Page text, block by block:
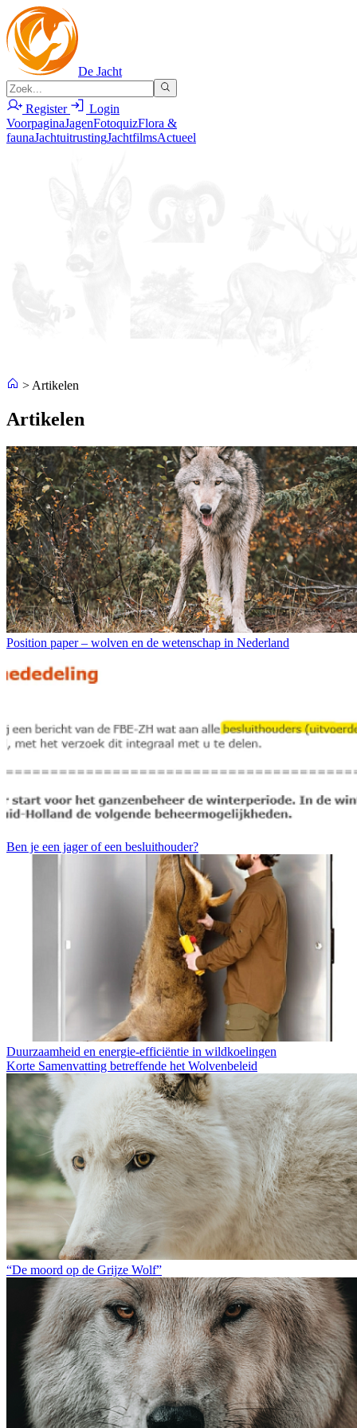
De Jacht
Register
Login
VoorpaginaJagenFotoquizFlora &
faunaJachtuitrustingJachtfilmsActueel
> Artikelen
Artikelen
Position paper – wolven en de wetenschap in Nederland
Ben je een jager of een besluithouder?
Duurzaamheid en energie-efficiëntie in wildkoelingen
Korte Samenvatting betreffende het Wolvenbeleid
“De moord op de Grijze Wolf”